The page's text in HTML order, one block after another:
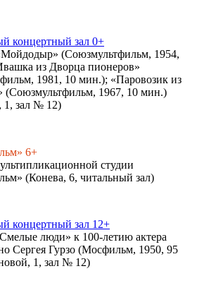
концертный зал 0+
(Союзмультфильм, 1954,
из Дворца пионеров»
1981, 10 мин.); «Паровозик из
(Союзмультфильм, 1967, 10 мин.)
1, зал № 12)
6+
студии
(Конева, 6, читальный зал)
концертный зал 12+
люди» к 100-летию актера
Сергея Гурзо (Мосфильм, 1950, 95
1, зал № 12)